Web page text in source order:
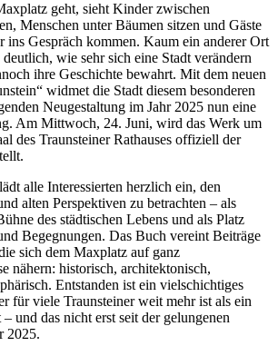
geht, sieht Kinder zwischen
Menschen unter Bäumen sitzen und Gäste
ins Gespräch kommen. Kaum ein anderer Ort
wie sehr sich eine Stadt verändern
ihre Geschichte bewahrt. Mit dem neuen
widmet die Stadt diesem besonderen
Neugestaltung im Jahr 2025 nun eine
Am Mittwoch, 24. Juni, wird das Werk um
des Traunsteiner Rathauses offiziell der
alle Interessierten herzlich ein, den
alten Perspektiven zu betrachten – als
des städtischen Lebens und als Platz
Begegnungen. Das Buch vereint Beiträge
sich dem Maxplatz auf ganz
nähern: historisch, architektonisch,
Entstanden ist ein vielschichtiges
für viele Traunsteiner weit mehr ist als ein
und das nicht erst seit der gelungenen
2025.